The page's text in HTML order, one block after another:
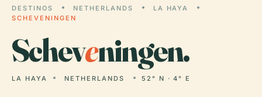
DESTINOS NETHERLANDS
LA HAYA
SCHEVENINGEN
Scheveningen.
LA HAYA NETHERLANDS 52° N · 4° E